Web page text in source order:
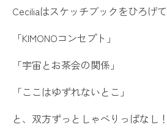
Ceciliaはスケッチブックをひろげて
「KIMONOコンセプト」
「宇宙とお茶会の関係」
「ここはゆずれないとこ」
と、双方ずっとしゃべりっぱなし！